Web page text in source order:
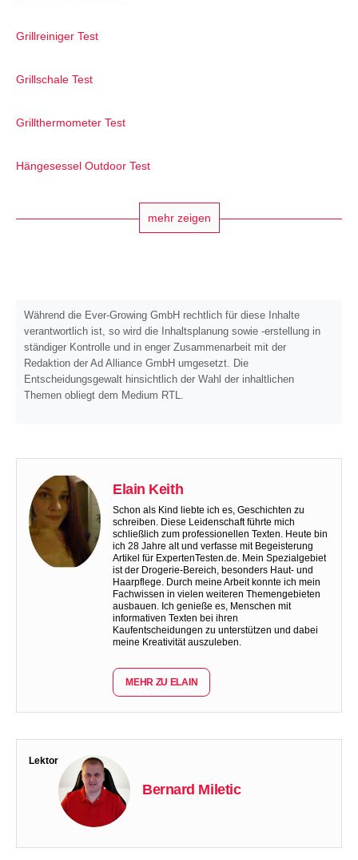
Grillreiniger Test
Grillschale Test
Grillthermometer Test
Hängesessel Outdoor Test
mehr zeigen
Während die Ever-Growing GmbH rechtlich für diese Inhalte
verantwortlich ist, so wird die Inhaltsplanung sowie -erstellung in
ständiger Kontrolle und in enger Zusammenarbeit mit der
Redaktion der Ad Alliance GmbH umgesetzt. Die
Entscheidungsgewalt hinsichtlich der Wahl der inhaltlichen
Themen obliegt dem Medium RTL.
Elain Keith
Schon als Kind liebte ich es, Geschichten zu
schreiben. Diese Leidenschaft führte mich
schließlich zum professionellen Texten. Heute bin
ich 28 Jahre alt und verfasse mit Begeisterung
Artikel für ExpertenTesten.de. Mein Spezialgebiet
ist der Drogerie-Bereich, besonders Haut- und
Haarpflege. Durch meine Arbeit konnte ich mein
Fachwissen in vielen weiteren Themengebieten
ausbauen. Ich genieße es, Menschen mit
informativen Texten bei ihren
Kaufentscheidungen zu unterstützen und dabei
meine Kreativität auszuleben.
MEHR ZU ELAIN
Lektor
Bernard Miletic